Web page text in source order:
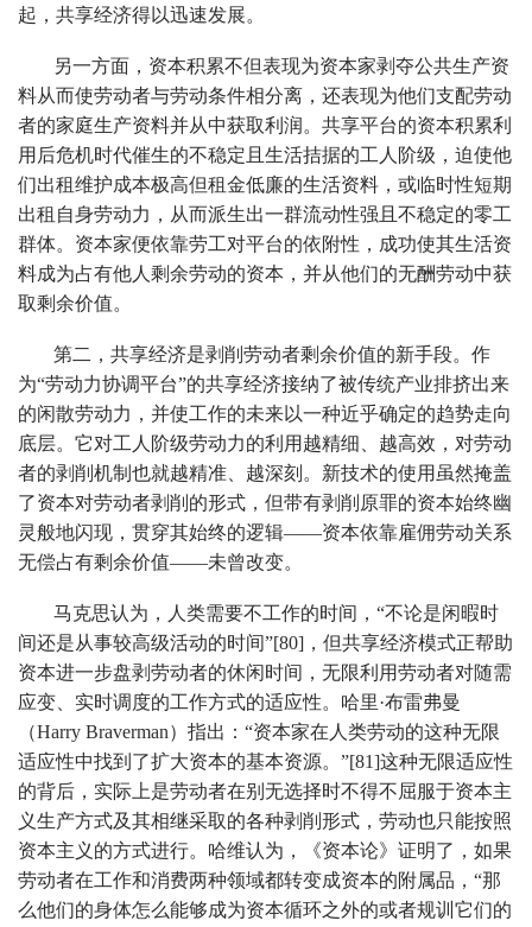
起，共享经济得以迅速发展。
另一方面，资本积累不但表现为资本家剥夺公共生产资
料从而使劳动者与劳动条件相分离，还表现为他们支配劳动
者的家庭生产资料并从中获取利润。共享平台的资本积累利
用后危机时代催生的不稳定且生活拮据的工人阶级，迫使他
们出租维护成本极高但租金低廉的生活资料，或临时性短期
出租自身劳动力，从而派生出一群流动性强且不稳定的零工
群体。资本家便依靠劳工对平台的依附性，成功使其生活资
料成为占有他人剩余劳动的资本，并从他们的无酬劳动中获
取剩余价值。
第二，共享经济是剥削劳动者剩余价值的新手段。作
为“劳动力协调平台”的共享经济接纳了被传统产业排挤出来
的闲散劳动力，并使工作的未来以一种近乎确定的趋势走向
底层。它对工人阶级劳动力的利用越精细、越高效，对劳动
者的剥削机制也就越精准、越深刻。新技术的使用虽然掩盖
了资本对劳动者剥削的形式，但带有剥削原罪的资本始终幽
灵般地闪现，贯穿其始终的逻辑——资本依靠雇佣劳动关系
无偿占有剩余价值——未曾改变。
马克思认为，人类需要不工作的时间，“不论是闲暇时
间还是从事较高级活动的时间”[80]，但共享经济模式正帮助
资本进一步盘剥劳动者的休闲时间，无限利用劳动者对随需
应变、实时调度的工作方式的适应性。哈里·布雷弗曼
（Harry Braverman）指出：“资本家在人类劳动的这种无限
适应性中找到了扩大资本的基本资源。”[81]这种无限适应性
的背后，实际上是劳动者在别无选择时不得不屈服于资本主
义生产方式及其相继采取的各种剥削形式，劳动也只能按照
资本主义的方式进行。哈维认为，《资本论》证明了，如果
劳动者在工作和消费两种领域都转变成资本的附属品，“那
么他们的身体怎么能够成为资本循环之外的或者规训它们的